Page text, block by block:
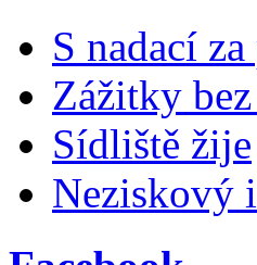
S nadací
Zážitky
Sídliště žije
Neziskový